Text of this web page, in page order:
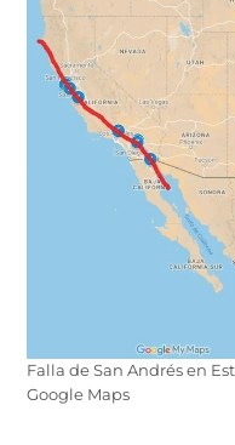
Falla de San Andrés en
Google Maps